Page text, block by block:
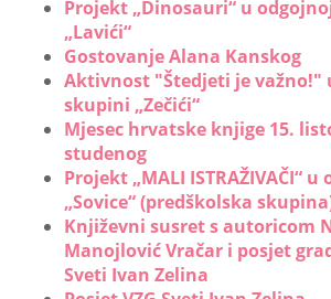
Projekt „Dinosauri“ u
„Lavići“
Gostovanje Alana Kanskog
Aktivnost "Štedjeti je važno!"
skupini „Zečići“
Mjesec hrvatske knjige 15.
studenog
Projekt „MALI ISTRAŽIVAČI“
„Sovice“ (predškolska
Književni susret s autoricom
Manojlović Vračar i posjet
Sveti Ivan Zelina